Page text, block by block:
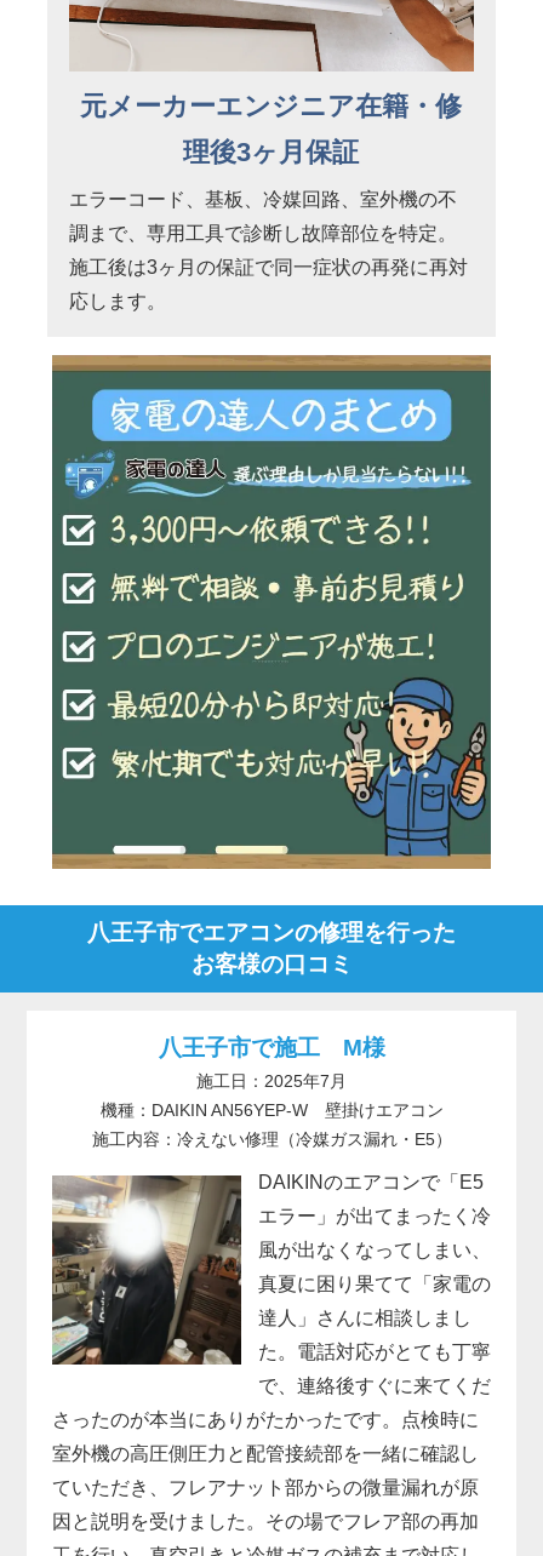
元メーカーエンジニア在籍・修
理後3ヶ月保証
エラーコード、基板、冷媒回路、室外機の不
調まで、専用工具で診断し故障部位を特定。
施工後は3ヶ月の保証で同一症状の再発に再対
応します。
八王子市でエアコンの修理を行った
お客様の口コミ
八王子市で施工 M様
施工日：2025年7月
機種：DAIKIN AN56YEP-W 壁掛けエアコン
施工内容：冷えない修理（冷媒ガス漏れ・E5）
DAIKINのエアコンで「E5
エラー」が出てまったく冷
風が出なくなってしまい、
真夏に困り果てて「家電の
達人」さんに相談しまし
た。電話対応がとても丁寧
で、連絡後すぐに来てくだ
さったのが本当にありがたかったです。点検時に
室外機の高圧側圧力と配管接続部を一緒に確認し
ていただき、フレアナット部からの微量漏れが原
因と説明を受けました。その場でフレア部の再加